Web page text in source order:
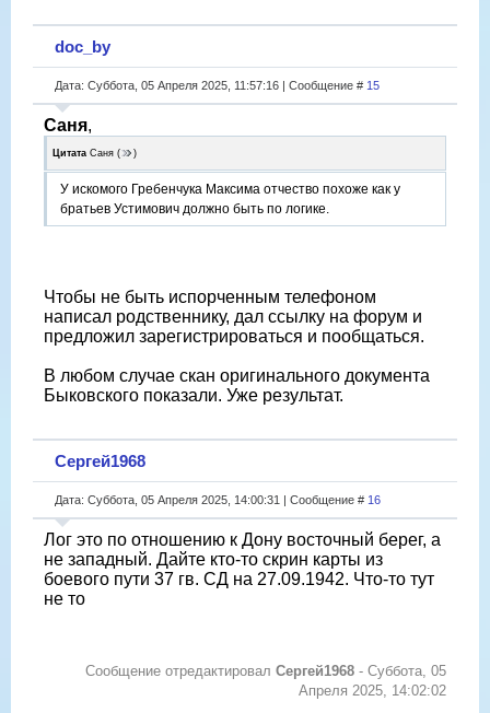
doc_by
Дата: Суббота, 05 Апреля 2025, 11:57:16 | Сообщение # 15
Саня,
Цитата Саня ( )
У искомого Гребенчука Максима отчество похоже как у
братьев Устимович должно быть по логике.
Чтобы не быть испорченным телефоном
написал родственнику, дал ссылку на форум и
предложил зарегистрироваться и пообщаться.
В любом случае скан оригинального документа
Быковского показали. Уже результат.
Сергей1968
Дата: Суббота, 05 Апреля 2025, 14:00:31 | Сообщение # 16
Лог это по отношению к Дону восточный берег, а
не западный. Дайте кто-то скрин карты из
боевого пути 37 гв. СД на 27.09.1942. Что-то тут
не то
Сообщение отредактировал Сергей1968 - Суббота, 05
Апреля 2025, 14:02:02